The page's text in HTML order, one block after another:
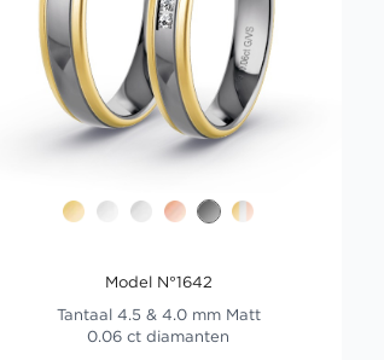
Model N°1642
Tantaal 4.5 & 4.0 mm Matt
0.06 ct diamanten